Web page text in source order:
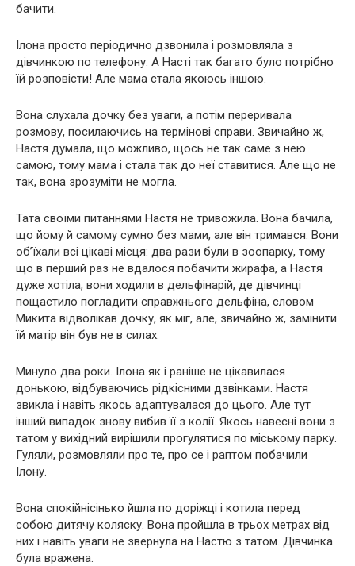
бачити.
Ілона просто періодично дзвонила і розмовляла з
дівчинкою по телефону. А Насті так багато було потрібно
їй розповісти! Але мама стала якоюсь іншою.
Вона слухала дочку без уваги, а потім переривала
розмову, посилаючись на термінові справи. Звичайно ж,
Настя думала, що можливо, щось не так саме з нею
самою, тому мама і стала так до неї ставитися. Але що не
так, вона зрозуміти не могла.
Тата своїми питаннями Настя не тривожила. Вона бачила,
що йому й самому сумно без мами, але він тримався. Вони
об’їхали всі цікаві місця: два рази були в зоопарку, тому
що в перший раз не вдалося побачити жирафа, а Настя
дуже хотіла, вони ходили в дельфінарій, де дівчинці
пощастило погладити справжнього дельфіна, словом
Микита відволікав дочку, як міг, але, звичайно ж, замінити
їй матір він був не в силах.
Минуло два роки. Ілона як і раніше не цікавилася
донькою, відбуваючись рідкісними дзвінками. Настя
звикла і навіть якось адаптувалася до цього. Але тут
інший випадок знову вибив її з колії. Якось навесні вони з
татом у вихідний вирішили прогулятися по міському парку.
Гуляли, розмовляли про те, про се і раптом побачили
Ілону.
Вона спокійнісінько йшла по доріжці і котила перед
собою дитячу коляску. Вона пройшла в трьох метрах від
них і навіть уваги не звернула на Настю з татом. Дівчинка
була вражена.